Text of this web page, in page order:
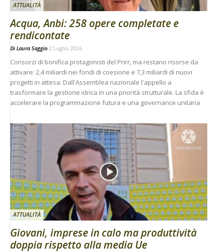
ATTUALITÀ
Acqua, Anbi: 258 opere completate e
rendicontate
Di Laura Saggio 2 Luglio 2026
Consorzi di bonifica protagonisti del Pnrr, ma restano risorse da
attivare: 2,4 miliardi nei fondi di coesione e 7,3 miliardi di nuovi
progetti in attesa. Dall'Assemblea nazionale l'appello a
trasformare la gestione idrica in una priorità strutturale. La sfida è
accelerare la programmazione futura e una governance unitaria
ATTUALITÀ
Giovani, imprese in calo ma produttività
doppia rispetto alla media Ue